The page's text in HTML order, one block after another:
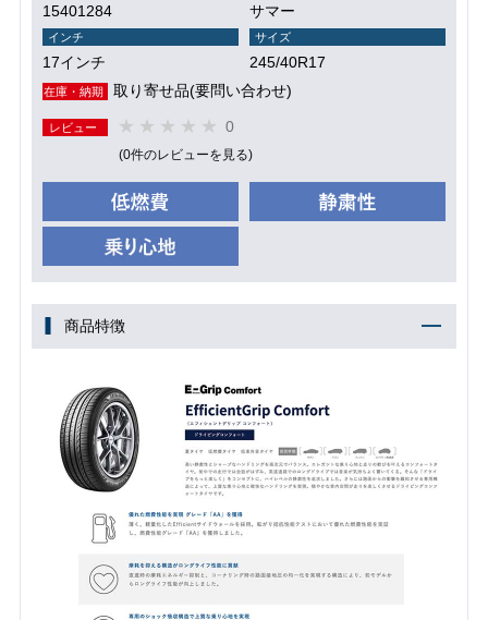
15401284 サマー
インチ
17インチ
サイズ
245/40R17
在庫・納期 取り寄せ品(要問い合わせ)
レビュー 0
(0件のレビューを見る)
商品特徴